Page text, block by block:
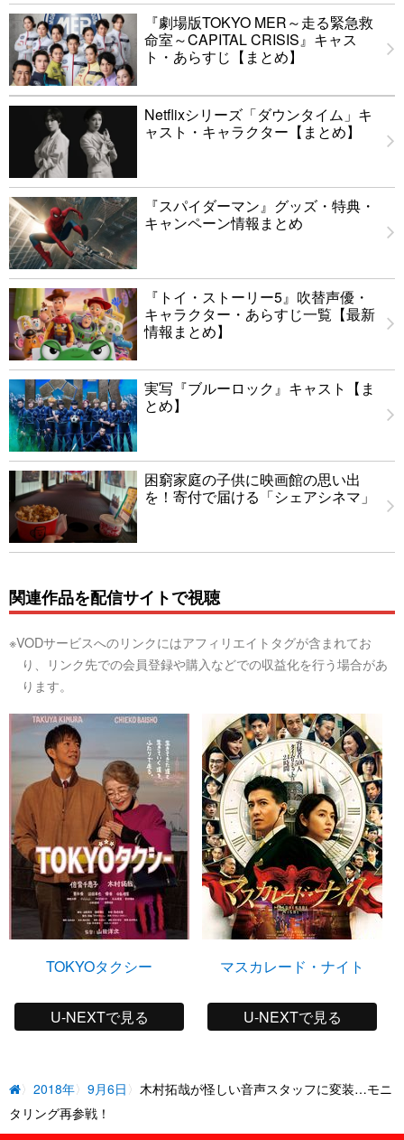
『劇場版TOKYO MER～走る緊急救
命室～CAPITAL CRISIS』キャス
ト・あらすじ【まとめ】
Netflixシリーズ「ダウンタイム」キ
ャスト・キャラクター【まとめ】
『スパイダーマン』グッズ・特典・
キャンペーン情報まとめ
『トイ・ストーリー5』吹替声優・
キャラクター・あらすじ一覧【最新
情報まとめ】
実写『ブルーロック』キャスト【ま
とめ】
困窮家庭の子供に映画館の思い出
を！寄付で届ける「シェアシネマ」
関連作品を配信サイトで視聴
※VODサービスへのリンクにはアフィリエイトタグが含まれてお
り、リンク先での会員登録や購入などでの収益化を行う場合があ
ります。
TOKYOタクシー
U-NEXTで見る
マスカレード・ナイト
U-NEXTで見る
2018年 9月6日
木村拓哉が怪しい音声スタッフに変装…モニ
タリング再参戦！